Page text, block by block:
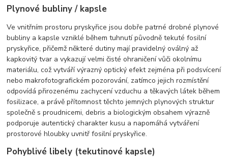
Plynové bubliny / kapsle
Ve vnitřním prostoru pryskyřice jsou dobře patrné drobné plynové
bubliny a kapsle vzniklé během tuhnutí původně tekuté fosilní
pryskyřice, přičemž některé dutiny mají pravidelný oválný až
kapkovitý tvar a vykazují velmi čisté ohraničení vůči okolnímu
materiálu, což vytváří výrazný optický efekt zejména při podsvícení
nebo makrofotografickém pozorování, zatímco jejich rozmístění
odpovídá přirozenému zachycení vzduchu a těkavých látek během
fosilizace, a právě přítomnost těchto jemných plynových struktur
společně s proudnicemi, debris a biologickým obsahem výrazně
podporuje autentický charakter kusu a napomáhá vytváření
prostorové hloubky uvnitř fosilní pryskyřice.
Pohyblivé libely (tekutinové kapsle)